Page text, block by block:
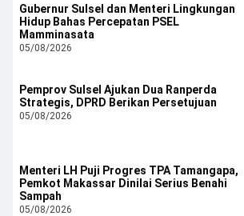
Gubernur Sulsel dan Menteri Lingkungan
Hidup Bahas Percepatan PSEL
Mamminasata
05/08/2026
Pemprov Sulsel Ajukan Dua Ranperda
Strategis, DPRD Berikan Persetujuan
05/08/2026
Menteri LH Puji Progres TPA Tamangapa,
Pemkot Makassar Dinilai Serius Benahi
Sampah
05/08/2026